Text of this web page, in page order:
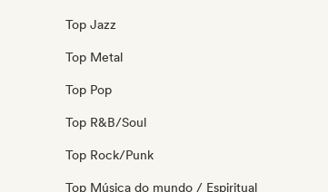
Top Jazz
Top Metal
Top Pop
Top R&B/Soul
Top Rock/Punk
Top Música do mundo / Espiritual